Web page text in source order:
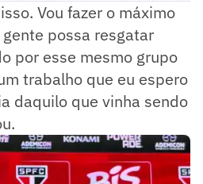
Vou fazer o máximo
possa resgatar
por esse mesmo grupo
trabalho que eu espero
daquilo que vinha sendo